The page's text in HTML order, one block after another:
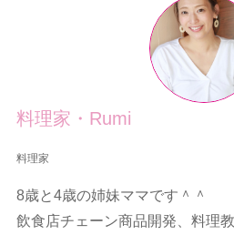
料理家・Rumi
料理家
8歳と4歳の姉妹ママです＾＾
飲食店チェーン商品開発、料理